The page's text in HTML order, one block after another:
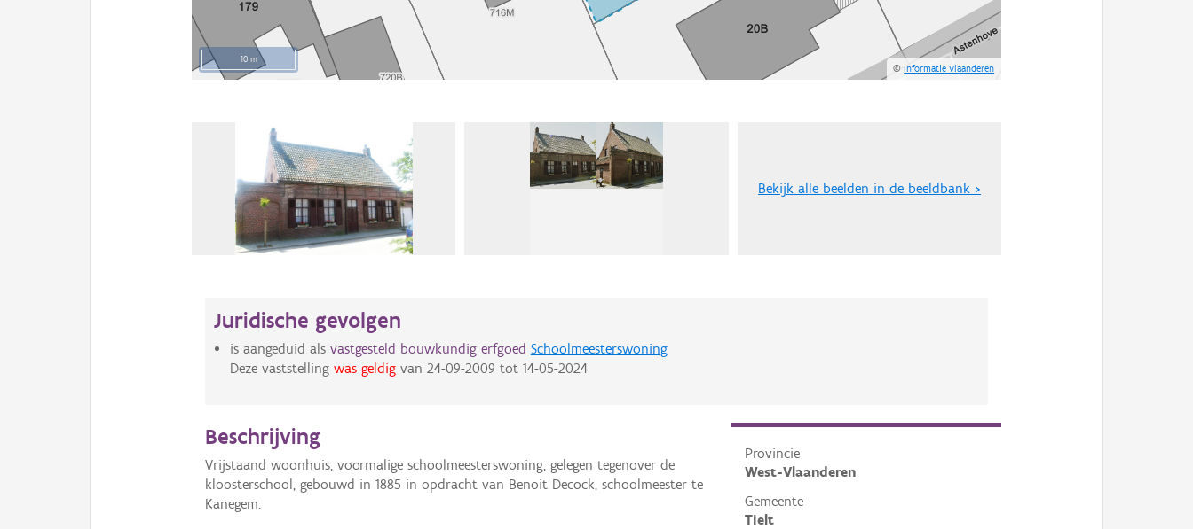
10 m
©Informatie Vlaanderen
Bekijk alle beelden in de beeldbank >
Juridische gevolgen
is aangeduid als vastgesteld bouwkundig erfgoed Schoolmeesterswoning
Deze vaststelling was geldigvan 24-09-2009 tot 14-05-2024
Provincie
West-Vlaanderen
Gemeente
Tielt
Beschrijving
Vrijstaand woonhuis, voormalige schoolmeesterswoning, gelegen tegenover de
kloosterschool, gebouwd in 1885 in opdracht van Benoit Decock, schoolmeester te
Kanegem.